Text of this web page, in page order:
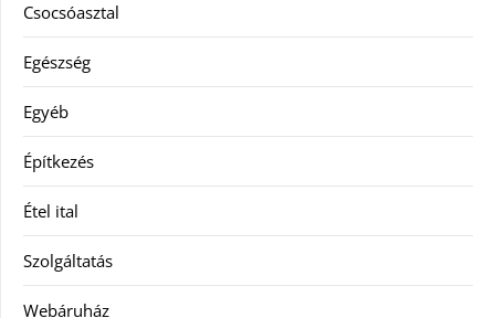
Csocsóasztal
Egészség
Egyéb
Építkezés
Étel ital
Szolgáltatás
Webáruház